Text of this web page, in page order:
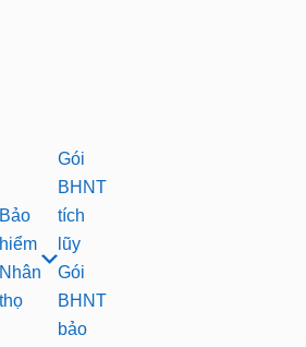
Bảo
hiểm
Nhân
thọ
Gói
BHNT
tích
lũy
Gói
BHNT
bảo